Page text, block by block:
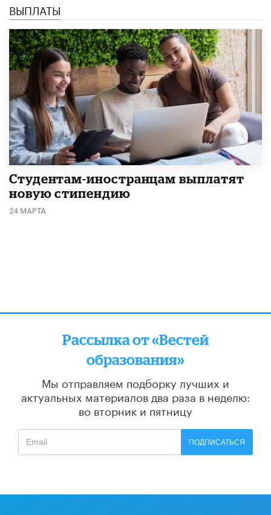
ВЫПЛАТЫ
Студентам-иностранцам выплатят
новую стипендию
24 МАРТА
Рассылка от «Вестей
образования»
Мы отправляем подборку лучших и
актуальных материалов два раза в неделю:
во вторник и пятницу
ПОДПИСАТЬСЯ